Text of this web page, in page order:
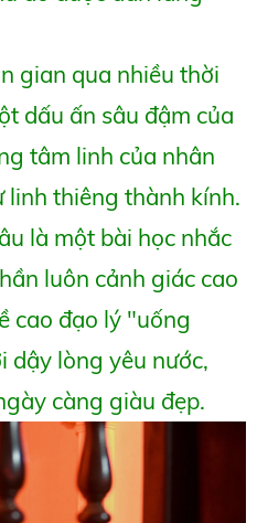
gian qua nhiều thời
dấu ấn sâu đậm của
tâm linh của nhân
linh thiêng thành kính.
là một bài học nhắc
luôn cảnh giác cao
cao đạo lý "uống
dậy lòng yêu nước,
càng giàu đẹp.